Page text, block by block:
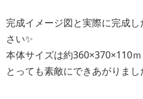
完成イメージ図と実際に完成し
さい✨
本体サイズは約360×370×110ｍ
とっても素敵にできあがりまし